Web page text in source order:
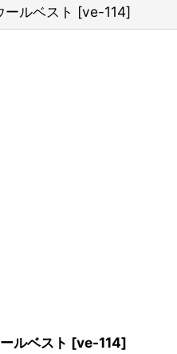
ルベスト [ve-114]
ルベスト [ve-114]